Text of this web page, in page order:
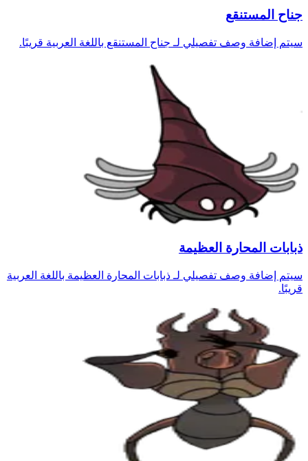
جناح المستنقع
سيتم إضافة وصف تفصيلي لـ جناح المستنقع باللغة العربية قريبًا.
ذبابات المحارة العظيمة
سيتم إضافة وصف تفصيلي لـ ذبابات المحارة العظيمة باللغة العربية
قريبًا.